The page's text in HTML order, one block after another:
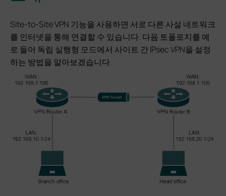
Site-to-Site VPN 기능을 사용하면 서로 다른 사설 네트워크
를 인터넷을 통해 연결할 수 있습니다. 다음 토폴로지를 예
로 들어 독립 실행형 모드에서 사이트 간 IPsec VPN을 설정
하는 방법을 알아보겠습니다.